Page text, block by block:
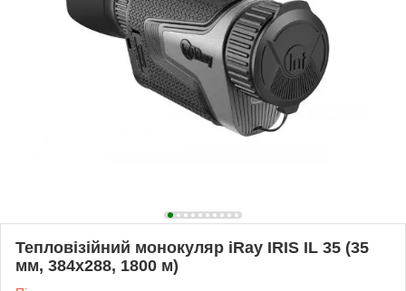
Тепловізійний монокуляр iRay IRIS IL 35 (35
мм, 384x288, 1800 м)